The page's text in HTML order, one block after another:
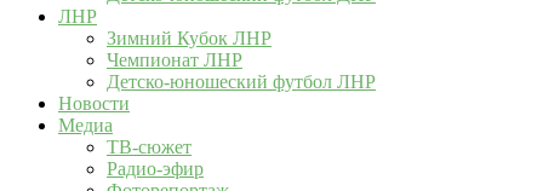
ЛНР
Зимний Кубок ЛНР
Чемпионат ЛНР
Детско-юношеский футбол ЛНР
Новости
Медиа
ТВ-сюжет
Радио-эфир